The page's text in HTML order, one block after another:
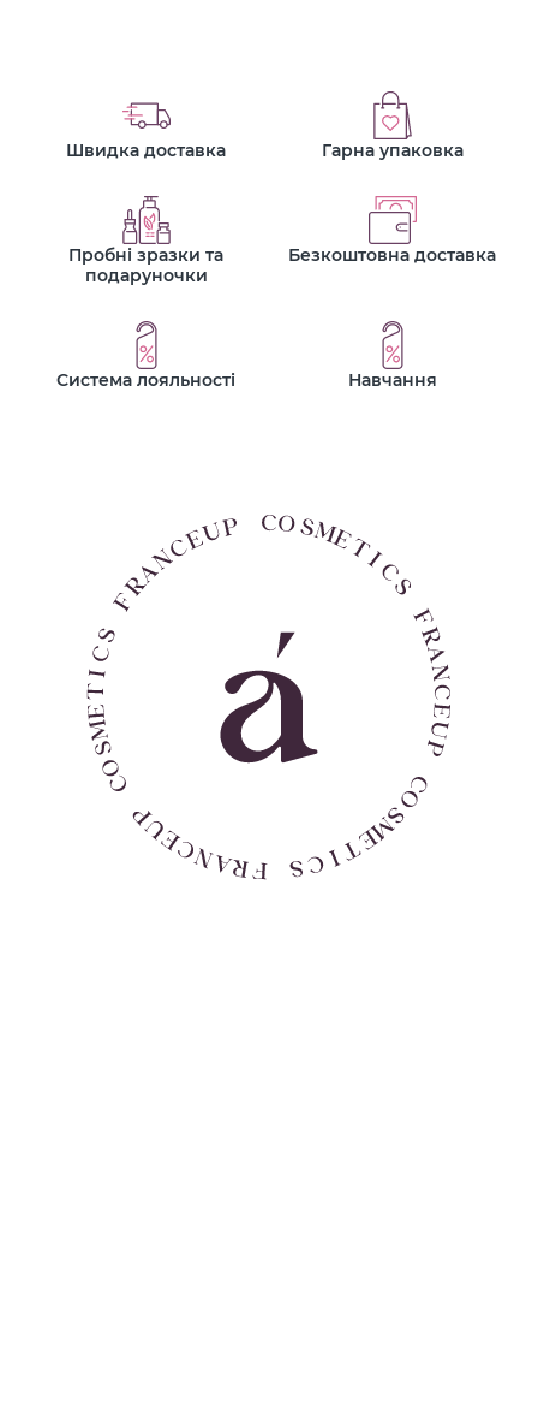
Швидка доставка Гарна упаковка
Пробні зразки та
подаруночки
Безкоштовна доставка
Система лояльності Навчання